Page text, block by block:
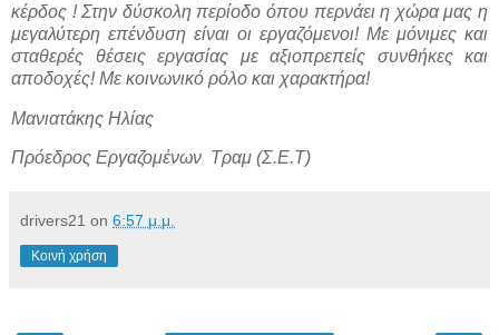
κέρδος ! Στην δύσκολη περίοδο όπου περνάει η χώρα μας η
μεγαλύτερη επένδυση είναι οι εργαζόμενοι! Με μόνιμες και
σταθερές θέσεις εργασίας με αξιοπρεπείς συνθήκες και
αποδοχές! Με κοινωνικό ρόλο και χαρακτήρα!
Μανιατάκης Ηλίας
Πρόεδρος Εργαζομένων Τραμ (Σ.Ε.Τ)
drivers21 on 6:57 μ.μ.
Κοινή χρήση